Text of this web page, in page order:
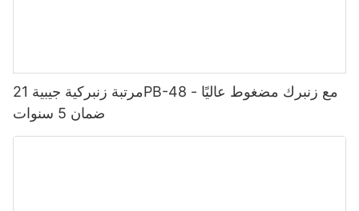
مرتبة زنبركية جيبية 21PB-48 مع زنبرك مضغوط عاليًا -
ضمان 5 سنوات